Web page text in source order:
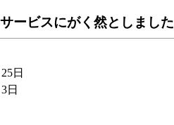
ービスにがく然としました
日
日